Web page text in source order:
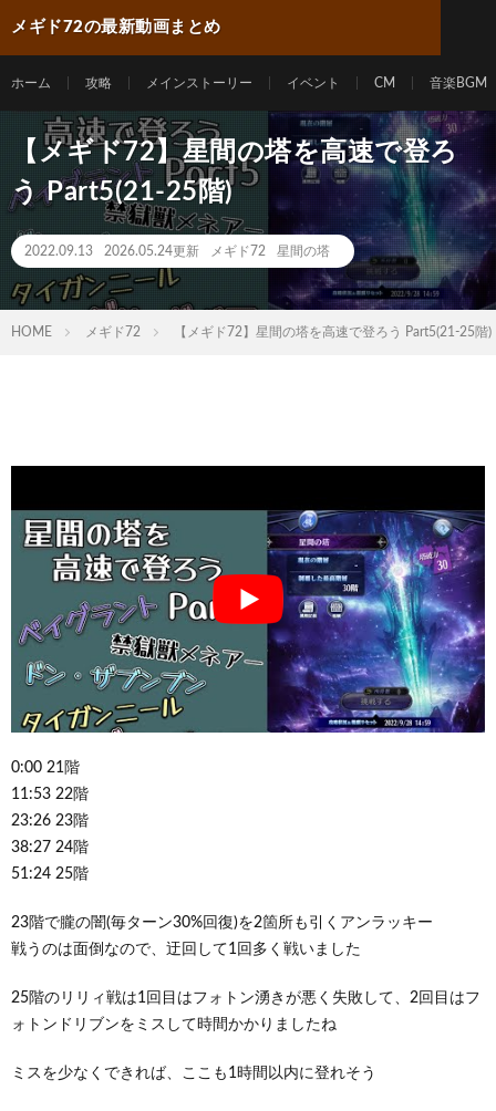
メギド72の最新動画まとめ
ホーム 攻略 メインストーリー イベント CM 音楽BGM
【メギド72】星間の塔を高速で登ろ
う Part5(21-25階)
2022.09.13 2026.05.24更新 メギド72 星間の塔
HOME メギド72 【メギド72】星間の塔を高速で登ろう Part5(21-25階)
0:00 21階
11:53 22階
23:26 23階
38:27 24階
51:24 25階
23階で朧の闇(毎ターン30%回復)を2箇所も引くアンラッキー
戦うのは面倒なので、迂回して1回多く戦いました
25階のリリィ戦は1回目はフォトン湧きが悪く失敗して、2回目はフ
ォトンドリブンをミスして時間かかりましたね
ミスを少なくできれば、ここも1時間以内に登れそう